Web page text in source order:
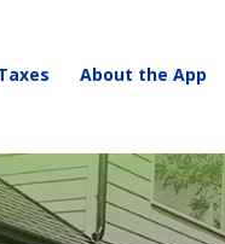
About the App